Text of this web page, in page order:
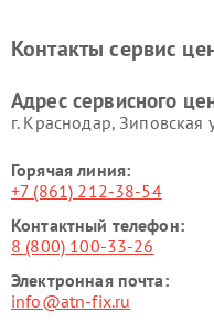
Контакты сервис
Адрес сервисного
г. Краснодар, Зиповская
Горячая линия:
+7 (861) 212-38-54
Контактный телефон:
8 (800) 100-33-26
Электронная почта:
info@atn-fix.ru